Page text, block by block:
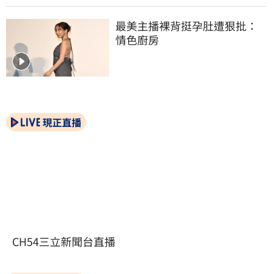
最美主播裸背挺孕肚遭狠批：
情色廚房
現正直播
CH54三立新聞台直播